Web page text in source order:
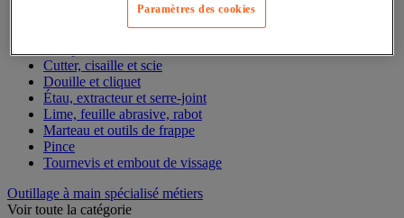
Clé et tournevis dynamométrique
Cutter, cisaille et scie
Douille et cliquet
Étau, extracteur et serre-joint
Lime, feuille abrasive, rabot
Marteau et outils de frappe
Pince
Tournevis et embout de vissage
Outillage à main spécialisé métiers
Voir toute la catégorie
Paramètres des cookies